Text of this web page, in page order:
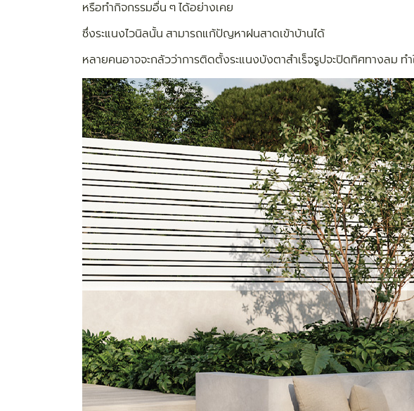
หรือทำกิจกรรมอื่น ๆ ได้อย่างเคย
ซึ่งระแนงไวนิลนั้น สามารถแก้ปัญหาฝนสาดเข้าบ้านได้
หลายคนอาจจะกลัวว่าการติดตั้งระแนงบังตาสำเร็จรูปจะปิดทิศทางลม